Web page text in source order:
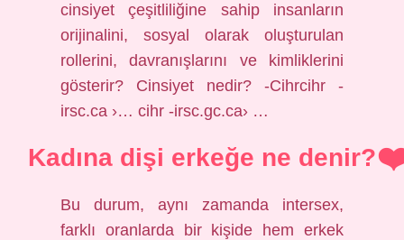
cinsiyet çeşitliliğine sahip insanların
orijinalini, sosyal olarak oluşturulan
rollerini, davranışlarını ve kimliklerini
gösterir? Cinsiyet nedir? -Cihrcihr -
irsc.ca ›… cihr -irsc.gc.ca› …
Kadına dişi erkeğe ne denir?
Bu durum, aynı zamanda intersex,
farklı oranlarda bir kişide hem erkek